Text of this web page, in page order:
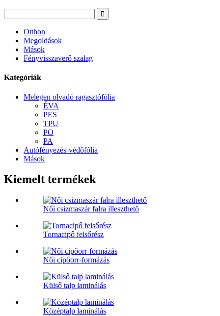
Otthon
Megoldások
Mások
Fényvisszaverő szalag
Kategóriák
Melegen olvadó ragasztófólia
ÉVA
PES
TPU
PO
PA
Autófényezés-védőfólia
Mások
Kiemelt termékek
Női csizmaszár falra illeszthető
Tornacipő felsőrész
Női cipőorr-formázás
Külső talp laminálás
Középtalp laminálás